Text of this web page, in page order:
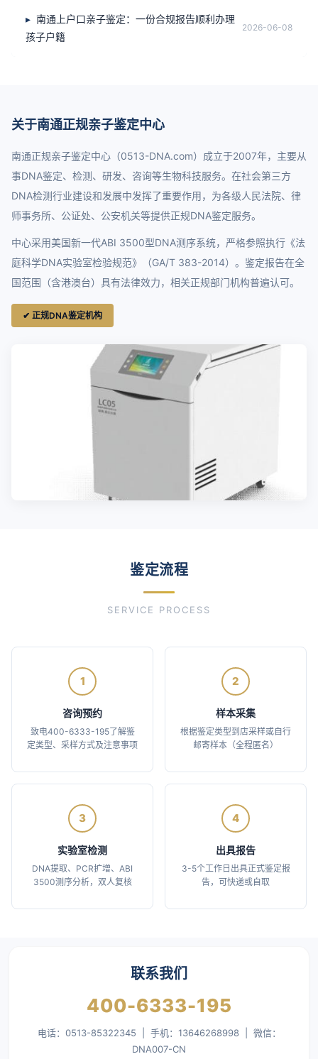
南通上户口亲子鉴定：一份合规报告顺利办理
孩子户籍
2026-06-08
关于南通正规亲子鉴定中心
南通正规亲子鉴定中心（0513-DNA.com）成立于2007年，主要从
事DNA鉴定、检测、研发、咨询等生物科技服务。在社会第三方
DNA检测行业建设和发展中发挥了重要作用，为各级人民法院、律
师事务所、公证处、公安机关等提供正规DNA鉴定服务。
中心采用美国新一代ABI 3500型DNA测序系统，严格参照执行《法
庭科学DNA实验室检验规范》（GA/T 383-2014）。鉴定报告在全
国范围（含港澳台）具有法律效力，相关正规部门机构普遍认可。
✔ 正规DNA鉴定机构
鉴定流程
SERVICE PROCESS
1
咨询预约
致电400-6333-195了解鉴
定类型、采样方式及注意事项
2
样本采集
根据鉴定类型到店采样或自行
邮寄样本（全程匿名）
3
实验室检测
DNA提取、PCR扩增、ABI
3500测序分析，双人复核
4
出具报告
3-5个工作日出具正式鉴定报
告，可快递或自取
联系我们
400-6333-195
电话：0513-85322345 | 手机：13646268998 | 微信：
DNA007-CN